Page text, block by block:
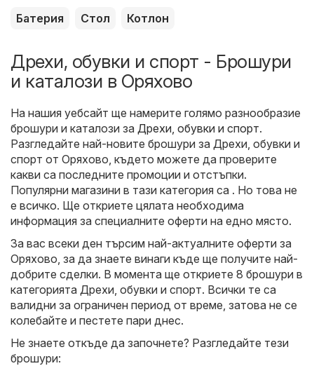
Батерия Стол Котлон
Дрехи, обувки и спорт - Брошури
и каталози в Оряхово
На нашия уебсайт ще намерите голямо разнообразие
брошури и каталози за Дрехи, обувки и спорт.
Разгледайте най-новите брошури за Дрехи, обувки и
спорт от Оряхово, където можете да проверите
какви са последните промоции и отстъпки.
Популярни магазини в тази категория са . Но това не
е всичко. Ще откриете цялата необходима
информация за специалните оферти на едно място.
За вас всеки ден търсим най-актуалните оферти за
Оряхово, за да знаете винаги къде ще получите най-
добрите сделки. В момента ще откриете 8 брошури в
категорията Дрехи, обувки и спорт. Всички те са
валидни за ограничен период от време, затова не се
колебайте и пестете пари днес.
Не знаете откъде да започнете? Разгледайте тези
брошури: